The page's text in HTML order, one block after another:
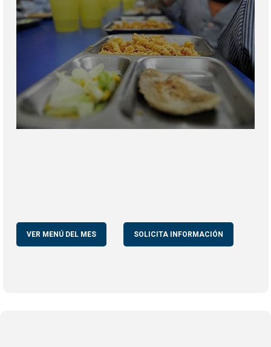
VER MENÚ DEL MES SOLICITA INFORMACIÓN